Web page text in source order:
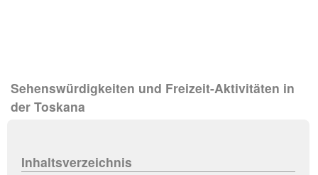
Sehenswürdigkeiten und Freizeit-Aktivitäten in
der Toskana
Inhaltsverzeichnis